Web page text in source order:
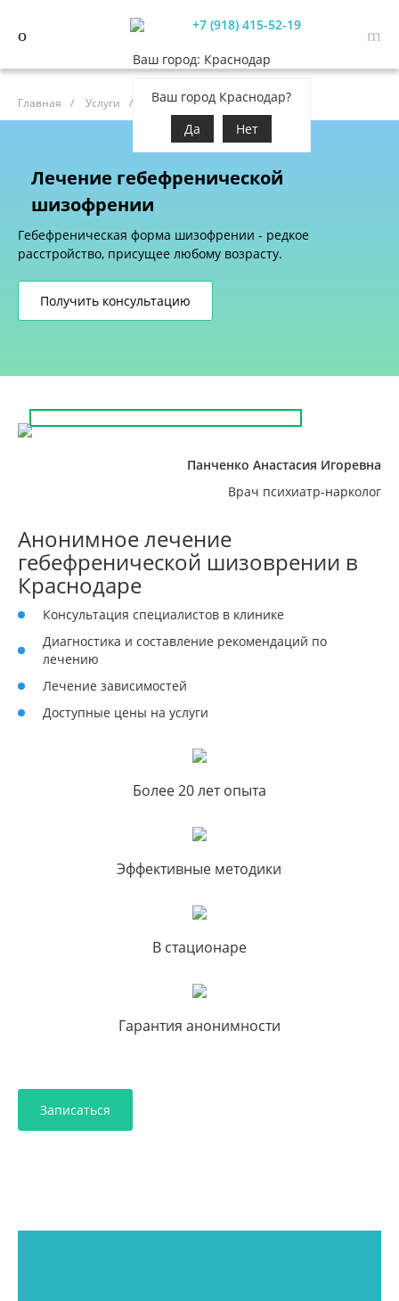
+7 (918) 415-52-19
Ваш город: Краснодар
Ваш город Краснодар?
Да
Нет
Главная / Услуги / Психиатрия
Лечение гебефренической
шизофрении
Гебефреническая форма шизофрении - редкое
расстройство, присущее любому возрасту.
Получить консультацию
Анонимное лечение
гебефренической шизоврении в
Краснодаре
Консультация специалистов в клинике
Диагностика и составление рекомендаций по
лечению
Лечение зависимостей
Доступные цены на услуги
Более 20 лет опыта
Эффективные методики
В стационаре
Гарантия анонимности
Панченко Анастасия Игоревна
Врач психиатр-нарколог
Записаться